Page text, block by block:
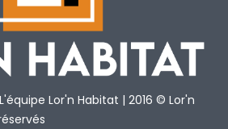
Lor'n Habitat | 2016 © Lor'n